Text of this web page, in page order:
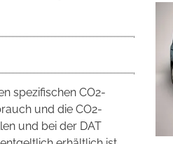
spezifischen CO2-
und die CO2-
und bei der DAT